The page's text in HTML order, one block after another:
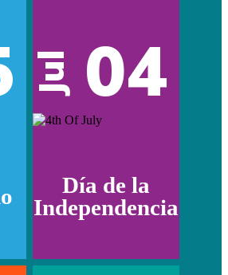
Jul 04
Día de la
Independencia